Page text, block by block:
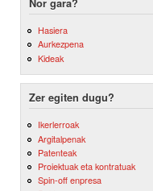
Nor gara?
Hasiera
Aurkezpena
Kideak
Zer egiten dugu?
Ikerlerroak
Argitalpenak
Patenteak
Proiektuak eta kontratuak
Spin-off enpresa